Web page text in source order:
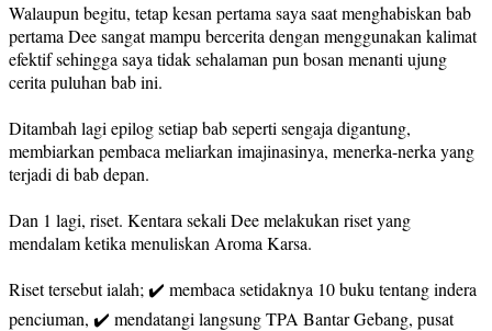
Walaupun begitu, tetap kesan pertama saya saat menghabiskan bab
pertama Dee sangat mampu bercerita dengan menggunakan kalimat
efektif sehingga saya tidak sehalaman pun bosan menanti ujung
cerita puluhan bab ini.
Ditambah lagi epilog setiap bab seperti sengaja digantung,
membiarkan pembaca meliarkan imajinasinya, menerka-nerka yang
terjadi di bab depan.
Dan 1 lagi, riset. Kentara sekali Dee melakukan riset yang
mendalam ketika menuliskan Aroma Karsa.
Riset tersebut ialah; ✔️ membaca setidaknya 10 buku tentang indera
penciuman, ✔️ mendatangi langsung TPA Bantar Gebang, pusat